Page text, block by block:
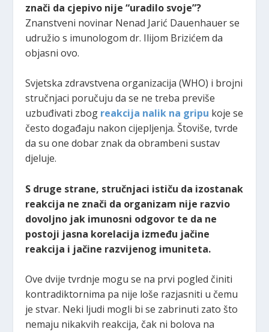
znači da cjepivo nije “uradilo svoje”?
Znanstveni novinar Nenad Jarić Dauenhauer se
udružio s imunologom dr. Ilijom Brizićem da
objasni ovo.
Svjetska zdravstvena organizacija (WHO) i brojni
stručnjaci poručuju da se ne treba previše
uzbuđivati zbog reakcija nalik na gripu koje se
često događaju nakon cijepljenja. Štoviše, tvrde
da su one dobar znak da obrambeni sustav
djeluje.
S druge strane, stručnjaci ističu da izostanak
reakcija ne znači da organizam nije razvio
dovoljno jak imunosni odgovor te da ne
postoji jasna korelacija između jačine
reakcija i jačine razvijenog imuniteta.
Ove dvije tvrdnje mogu se na prvi pogled činiti
kontradiktornima pa nije loše razjasniti u čemu
je stvar. Neki ljudi mogli bi se zabrinuti zato što
nemaju nikakvih reakcija, čak ni bolova na